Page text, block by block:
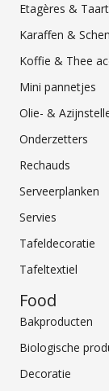
Etagères &
Karaffen &
Koffie & Thee
Mini pannetjes
Olie- &
Onderzetters
Rechauds
Serveerplanken
Servies
Tafeldecoratie
Tafeltextiel
Food
Bakproducten
Biologische
Decoratie